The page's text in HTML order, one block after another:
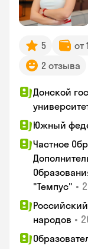
5 от
2 отзыва
Донской
Южный
Частное
"Темпус" •
народов •